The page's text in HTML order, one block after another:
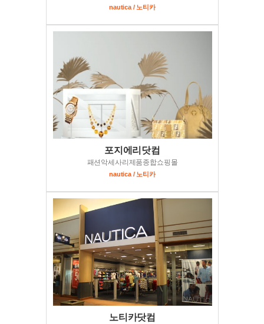
nautica / 노티카
포지에리닷컴
패션악세사리제품종합쇼핑몰
nautica / 노티카
노티카닷컴